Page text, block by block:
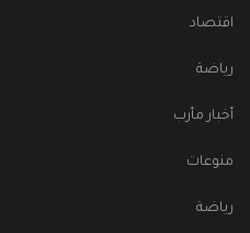
اقتصاد
رياضة
أخبار مأرب
منوعات
رياضة